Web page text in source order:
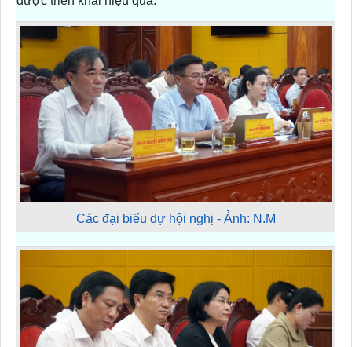
Các đại biểu dự hội nghị - Ảnh: N.M